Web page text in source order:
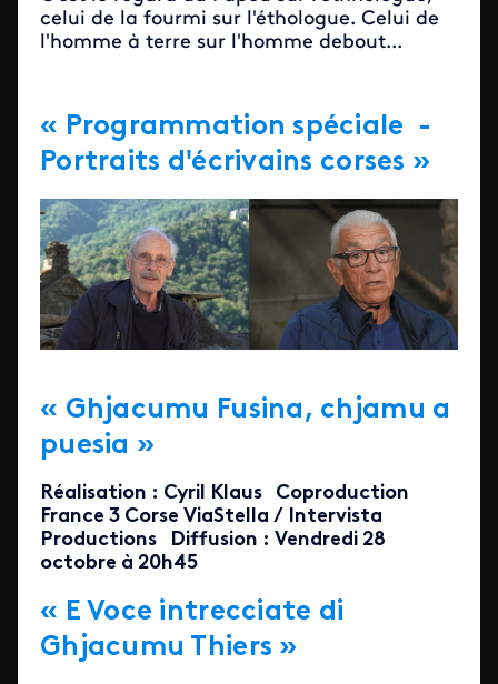
celui de la fourmi sur l'éthologue. Celui de
l'homme à terre sur l'homme debout...
« Programmation spéciale -
Portraits d'écrivains corses »
« Ghjacumu Fusina, chjamu a
puesia »
Réalisation : Cyril Klaus Coproduction
France 3 Corse ViaStella / Intervista
Productions Diffusion : Vendredi 28
octobre à 20h45
« E Voce intrecciate di
Ghjacumu Thiers »